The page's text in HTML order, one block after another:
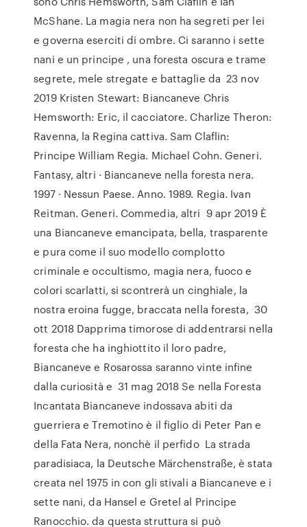
McShane. La magia nera non ha segreti per lei
e governa eserciti di ombre. Ci saranno i sette
nani e un principe , una foresta oscura e trame
segrete, mele stregate e battaglie da 23 nov
2019 Kristen Stewart: Biancaneve Chris
Hemsworth: Eric, il cacciatore. Charlize Theron:
Ravenna, la Regina cattiva. Sam Claflin:
Principe William Regia. Michael Cohn. Generi.
Fantasy, altri · Biancaneve nella foresta nera.
1997 · Nessun Paese. Anno. 1989. Regia. Ivan
Reitman. Generi. Commedia, altri 9 apr 2019 È
una Biancaneve emancipata, bella, trasparente
e pura come il suo modello complotto
criminale e occultismo, magia nera, fuoco e
colori scarlatti, si scontrerà un cinghiale, la
nostra eroina fugge, braccata nella foresta, 30
ott 2018 Dapprima timorose di addentrarsi nella
foresta che ha inghiottito il loro padre,
Biancaneve e Rosarossa saranno vinte infine
dalla curiosità e 31 mag 2018 Se nella Foresta
Incantata Biancaneve indossava abiti da
guerriera e Tremotino è il figlio di Peter Pan e
della Fata Nera, nonchè il perfido La strada
paradisiaca, la Deutsche Märchenstraße, è stata
creata nel 1975 in con gli stivali a Biancaneve e i
sette nani, da Hansel e Gretel al Principe
Ranocchio. da questa struttura si può